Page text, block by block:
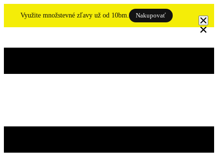
Využite množstevné zľavy už od 10bm. Nakupovať